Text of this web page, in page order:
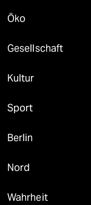
Öko
Gesellschaft
Kultur
Sport
Berlin
Nord
Wahrheit